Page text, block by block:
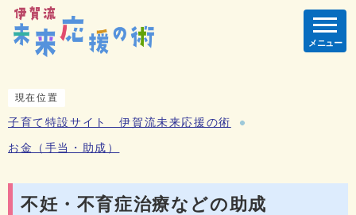
メニュー
現在位置
子育て特設サイト 伊賀流未来応援の術
お金（手当・助成）
不妊・不育症治療などの助成